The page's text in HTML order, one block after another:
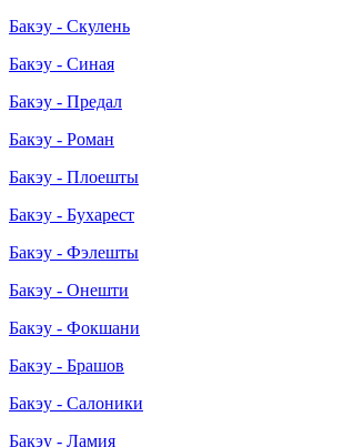
Бакэу - Скулень
Бакэу - Синая
Бакэу - Предал
Бакэу - Роман
Бакэу - Плоешты
Бакэу - Бухарест
Бакэу - Фэлешты
Бакэу - Онешти
Бакэу - Фокшани
Бакэу - Брашов
Бакэу - Салоники
Бакэу - Ламия